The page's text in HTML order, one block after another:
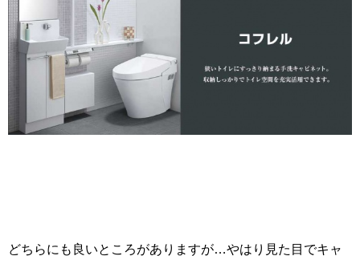
どちらにも良いところがありますが…やはり見た目でキャ